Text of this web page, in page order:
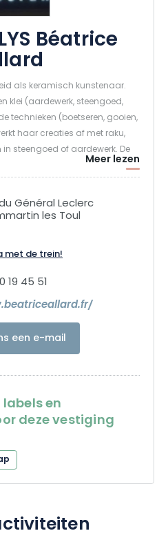
Béatrice
als keramisch kunstenaar.
klei (aardewerk, steengoed,
technieken (boetseren, gooien,
haar creaties af met raku,
steengoed of aardewerk. De
te koop in haar galerie boven
is haar grootste passie
en professionele trainingen in
Dommartin Les Toul. Ze houdt
Meer lezen
Général Leclerc
les Toul
met de trein!
19 45 51
een e-mail
en
deze vestiging